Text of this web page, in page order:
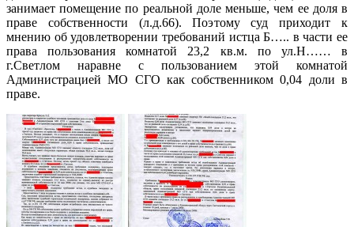
занимает помещение по реальной доле меньше, чем ее доля в
праве собственности (л.д.66). Поэтому суд приходит к
мнению об удовлетворении требований истца Б….. в части ее
права пользования комнатой 23,2 кв.м. по ул.Н…… в
г.Светлом наравне с пользованием этой комнатой
Администрацией МО СГО как собственником 0,04 доли в
праве.